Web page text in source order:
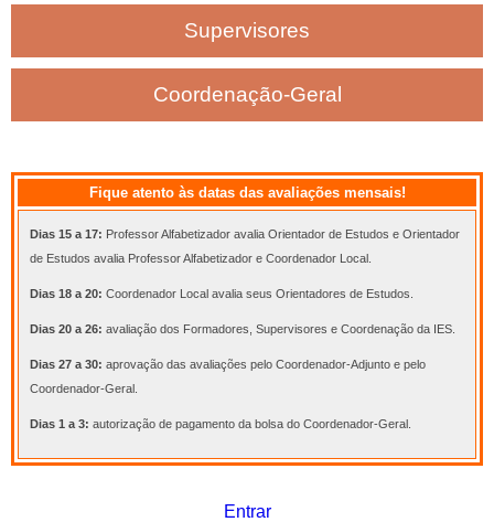
Supervisores
Coordenação-Geral
Fique atento às datas das avaliações mensais!
Dias 15 a 17: Professor Alfabetizador avalia Orientador de Estudos e Orientador
de Estudos avalia Professor Alfabetizador e Coordenador Local.
Dias 18 a 20: Coordenador Local avalia seus Orientadores de Estudos.
Dias 20 a 26: avaliação dos Formadores, Supervisores e Coordenação da IES.
Dias 27 a 30: aprovação das avaliações pelo Coordenador-Adjunto e pelo
Coordenador-Geral.
Dias 1 a 3: autorização de pagamento da bolsa do Coordenador-Geral.
Entrar